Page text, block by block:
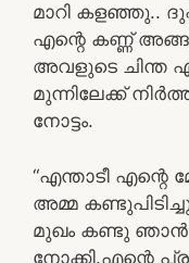
മാറി കളഞ്ഞു..
എന്റെ കണ്ണ്
അവളുടെ ചിന്ത
മുന്നിലേക്ക്
നോട്ടം.
“എന്താടീ എന്റെ
അമ്മ
മുഖം കണ്ടു ഞാൻ
നോക്കി.എന്റെ